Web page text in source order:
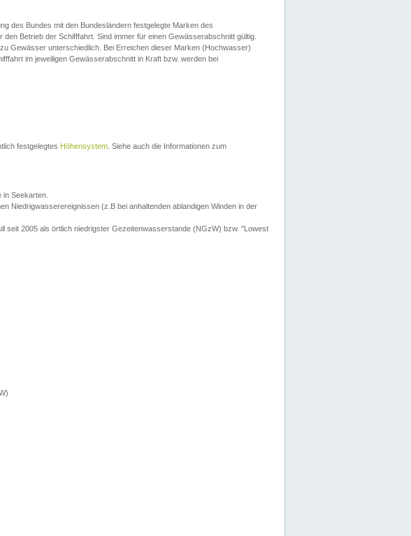
des Bundes mit den Bundesländern festgelegte Marken des
Betrieb der Schifffahrt. Sind immer für einen Gewässerabschnitt gültig.
Gewässer unterschiedlich. Bei Erreichen dieser Marken (Hochwasser)
im jeweiligen Gewässerabschnitt in Kraft bzw. werden bei
festgelegtes Höhensystem . Siehe auch die Informationen zum
in Seekarten.
Niedrigwasserereignissen (z.B bei anhaltenden ablandigen Winden in der
seit 2005 als örtlich niedrigster Gezeitenwasserstande (NGzW) bzw. "Lowest